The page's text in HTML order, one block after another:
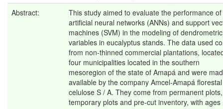
Abstract:
This study aimed to evaluate the performance of
artificial neural networks (ANNs) and support
machines (SVM) in the modeling of dendrometric
variables in eucalyptus stands. The data used
from non-thinned commercial plantations,
four municipalities located in the southern
mesoregion of the state of Amapá and were
available by the company Amcel-Amapá
celulose S / A. They come from permanent plots,
temporary plots and pre-cut inventory, with ages